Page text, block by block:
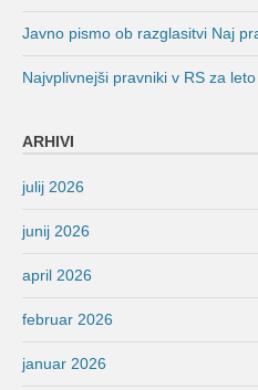
Javno pismo ob razglasitvi Naj
Najvplivnejši pravniki v RS za
ARHIVI
julij 2026
junij 2026
april 2026
februar 2026
januar 2026